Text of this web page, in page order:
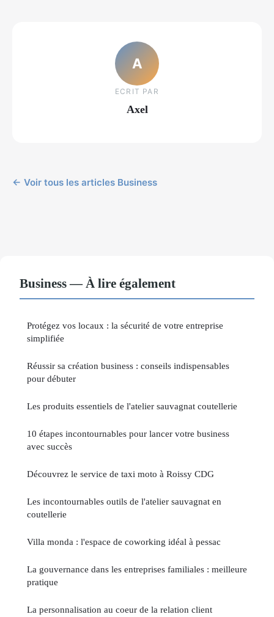
A
ECRIT PAR
Axel
← Voir tous les articles Business
Business — À lire également
Protégez vos locaux : la sécurité de votre entreprise
simplifiée
Réussir sa création business : conseils indispensables
pour débuter
Les produits essentiels de l'atelier sauvagnat coutellerie
10 étapes incontournables pour lancer votre business
avec succès
Découvrez le service de taxi moto à Roissy CDG
Les incontournables outils de l'atelier sauvagnat en
coutellerie
Villa monda : l'espace de coworking idéal à pessac
La gouvernance dans les entreprises familiales : meilleure
pratique
La personnalisation au coeur de la relation client